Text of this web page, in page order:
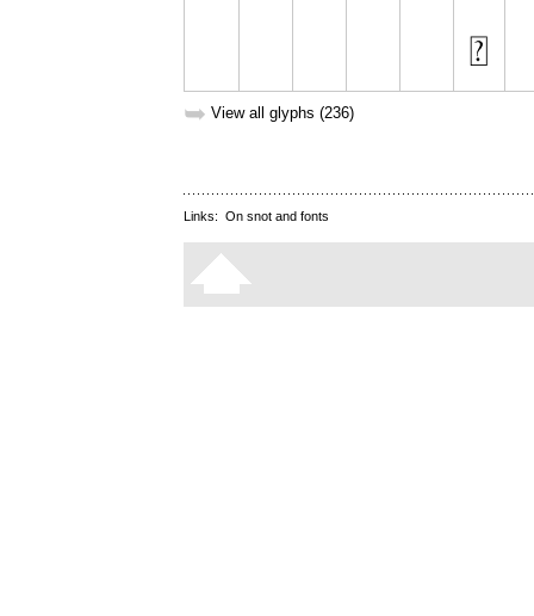
➥ View all glyphs (236)
Links: On snot and fonts